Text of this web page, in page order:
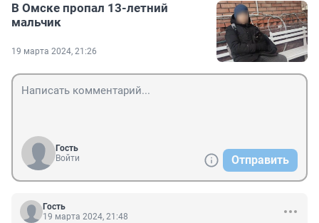
В Омске пропал 13-летний
мальчик
19 марта 2024, 21:26
Гость
Войти
Отправить
Гость
19 марта 2024, 21:48